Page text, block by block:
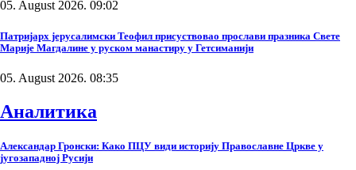
05. August 2026. 09:02
Патријарх јерусалимски Теофил присуствовао прослави празника Свете
Марије Магдалине у руском манастиру у Гетсиманији
05. August 2026. 08:35
Аналитика
Александар Гронски: Како ПЦУ види историју Православне Цркве у
југозападној Русији